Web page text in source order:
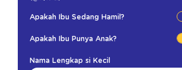
Apakah Ibu Sedang Hamil?
Apakah Ibu Punya Anak?
Nama Lengkap si Kecil